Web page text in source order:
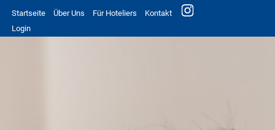
Startseite Über Uns Für Hoteliers
Kontakt
Login